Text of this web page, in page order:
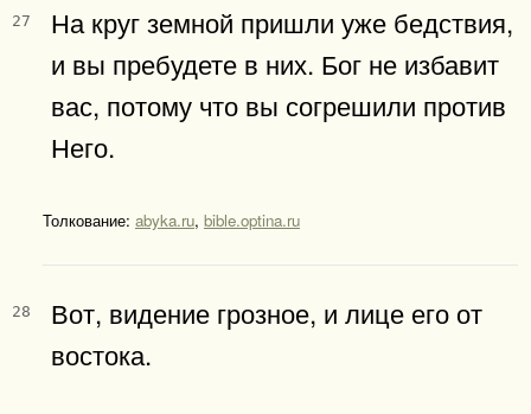
27
На круг земной пришли уже бедствия,
и вы пребудете в них. Бог не избавит
вас, потому что вы согрешили против
Него.
Толкование: abyka.ru, bible.optina.ru
28
Вот, видение грозное, и лице его от
востока.